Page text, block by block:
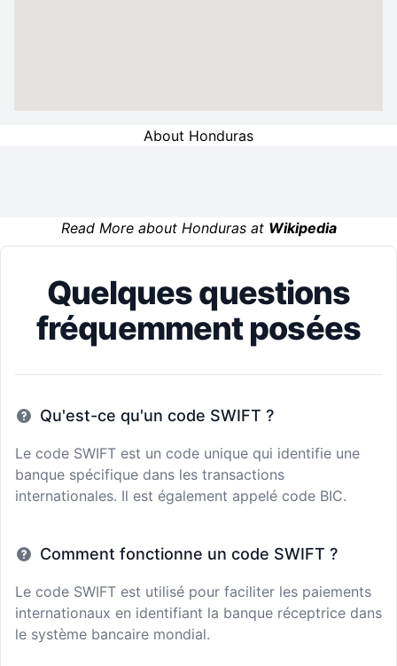
About Honduras
Read More about Honduras at Wikipedia
Quelques questions
fréquemment posées
Qu'est-ce qu'un code SWIFT ?
Le code SWIFT est un code unique qui identifie une
banque spécifique dans les transactions
internationales. Il est également appelé code BIC.
Comment fonctionne un code SWIFT ?
Le code SWIFT est utilisé pour faciliter les paiements
internationaux en identifiant la banque réceptrice dans
le système bancaire mondial.